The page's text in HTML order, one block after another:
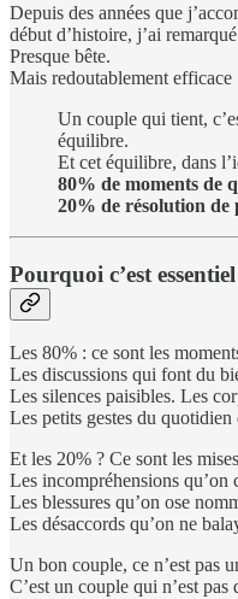
Depuis des années que
début d’histoire, j’ai
Presque bête.
Mais redoutablement efficace
Un couple qui tient,
équilibre.
Et cet équilibre, dans
80% de moments de
20% de résolution de
Pourquoi c’est essentiel
Les 80% : ce sont les
Les discussions qui font du
Les silences paisibles. Les
Les petits gestes du quotidien
Et les 20% ? Ce sont les
Les incompréhensions qu’on
Les blessures qu’on ose
Les désaccords qu’on ne
Un bon couple, ce n’est pas
C’est un couple qui n’est pas